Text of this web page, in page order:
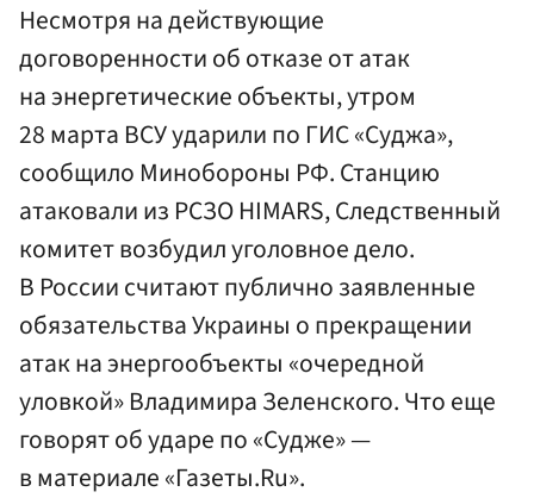
Несмотря на действующие
договоренности об отказе от атак
на энергетические объекты, утром
28 марта ВСУ ударили по ГИС «Суджа»,
сообщило Минобороны РФ. Станцию
атаковали из РСЗО HIMARS, Следственный
комитет возбудил уголовное дело.
В России считают публично заявленные
обязательства Украины о прекращении
атак на энергообъекты «очередной
уловкой» Владимира Зеленского. Что еще
говорят об ударе по «Судже» —
в материале «Газеты.Ru».